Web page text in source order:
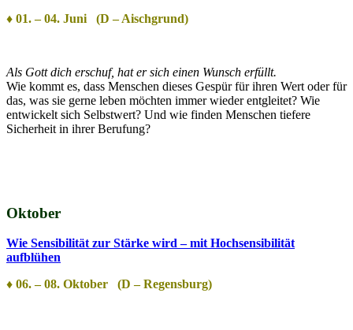
♦ 01. – 04. Juni (D – Aischgrund)
Als Gott dich erschuf, hat er sich einen Wunsch erfüllt.
Wie kommt es, dass Menschen dieses Gespür für ihren Wert oder für
das, was sie gerne leben möchten immer wieder entgleitet? Wie
entwickelt sich Selbstwert? Und wie finden Menschen tiefere
Sicherheit in ihrer Berufung?
Oktober
Wie Sensibilität zur Stärke wird – mit Hochsensibilität
aufblühen
♦ 06. – 08. Oktober (D – Regensburg)